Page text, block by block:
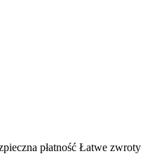
płatność Łatwe zwroty